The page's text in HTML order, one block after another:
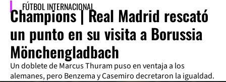
FÚTBOL INTERNACIONAL
Champions | Real Madrid rescató
un punto en su visita a Borussia
Mönchengladbach
Un doblete de Marcus Thuram puso en ventaja a los
alemanes, pero Benzema y Casemiro decretaron la igualdad.